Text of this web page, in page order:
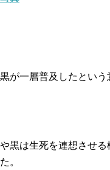
が一層普及したという
黒は生死を連想させ
。